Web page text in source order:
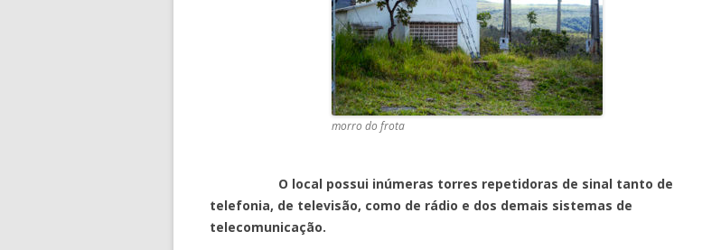
morro do frota
O local possui inúmeras torres repetidoras de sinal tanto de
telefonia, de televisão, como de rádio e dos demais sistemas de
telecomunicação.